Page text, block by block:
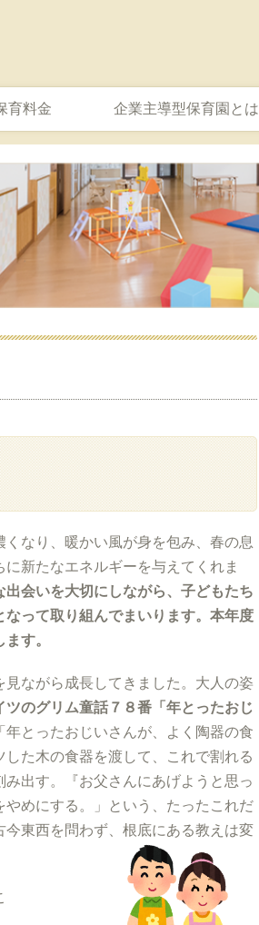
育料金 企業主導型保育園とは
なり、暖かい風が身を包み、春の息
新たなエネルギーを与えてくれま
会いを大切にしながら、子どもたち
って取り組んでまいります。本年度
す。
ながら成長してきました。大人の姿
ツのグリム童話７８番「年とったおじ
とったおじいさんが、よく陶器の食
た木の食器を渡して、これで割れる
出す。『お父さんにあげようと思っ
めにする。」という、たったこれだ
東西を問わず、根底にある教えは変